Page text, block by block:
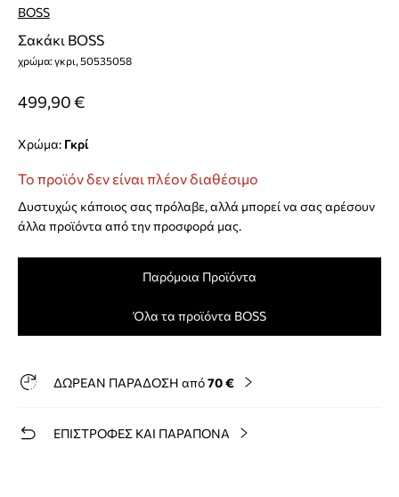
BOSS
Σακάκι BOSS
χρώμα: γκρι, 50535058
499,90 €
Χρώμα: γκρί
Το προϊόν δεν είναι πλέον διαθέσιμο
Δυστυχώς κάποιος σας πρόλαβε, αλλά μπορεί να σας αρέσουν
άλλα προϊόντα από την προσφορά μας.
Παρόμοια Προϊόντα
Όλα τα προϊόντα BOSS
ΔΩΡΕΑΝ ΠΑΡΑΔΟΣΗ από70 €
ΕΠΙΣΤΡΟΦΕΣ ΚΑΙ ΠΑΡΑΠΟΝΑ